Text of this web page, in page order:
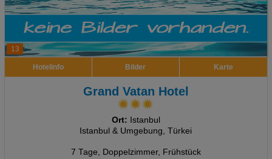
13
Hotelinfo Bilder Karte
Grand Vatan Hotel
Ort: Istanbul
Istanbul & Umgebung, Türkei
7 Tage, Doppelzimmer, Frühstück